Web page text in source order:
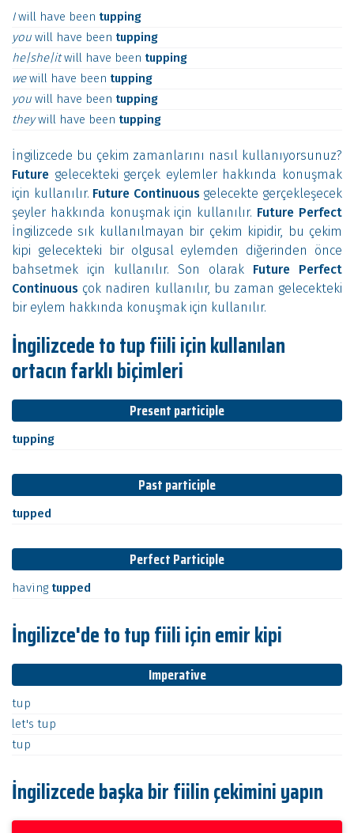
Iwill have been tupping
you will have been tupping
he|she|itwill have been tupping
wewill have been tupping
you will have been tupping
theywill have been tupping
İngilizcede bu çekim zamanlarını nasıl kullanıyorsunuz?
Future gelecekteki gerçek eylemler hakkında konuşmak
için kullanılır. Future Continuousgelecekte gerçekleşecek
şeyler hakkında konuşmak için kullanılır. Future Perfect
İngilizcede sık kullanılmayan bir çekim kipidir, bu çekim
kipi gelecekteki bir olgusal eylemden diğerinden önce
bahsetmek için kullanılır. Son olarak Future Perfect
Continuous çok nadiren kullanılır, bu zaman gelecekteki
bir eylem hakkında konuşmak için kullanılır.
İngilizcede to tup fiili için kullanılan
ortacın farklı biçimleri
Present participle
tupping
Past participle
tupped
Perfect Participle
having tupped
İngilizce'de to tup fiili için emir kipi
Imperative
tup
let's tup
tup
İngilizcede başka bir fiilin çekimini yapın